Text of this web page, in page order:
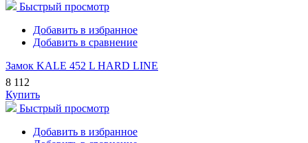
Быстрый просмотр
Добавить в избранное
Добавить в сравнение
Замок KALE 452 L HARD LINE
8 112
Купить
Быстрый просмотр
Добавить в избранное